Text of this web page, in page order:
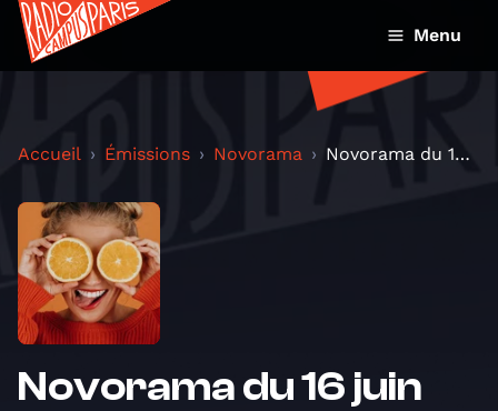
Menu
Accueil Émissions Novorama Novorama du 16 juin 2025
Novorama du 16 juin